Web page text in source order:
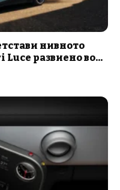
нивното
развиено во...